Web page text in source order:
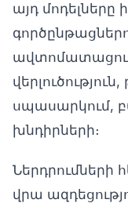
այդ
սպասարկում,
խնդիրների։
Ներդրումների
վրա